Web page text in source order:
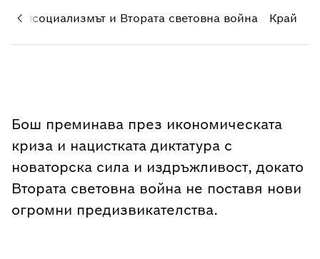
и Втората световна война Край
Бош преминава през икономическата
криза и нацистката диктатура с
новаторска сила и издръжливост, докато
Втората световна война не поставя нови
огромни предизвикателства.